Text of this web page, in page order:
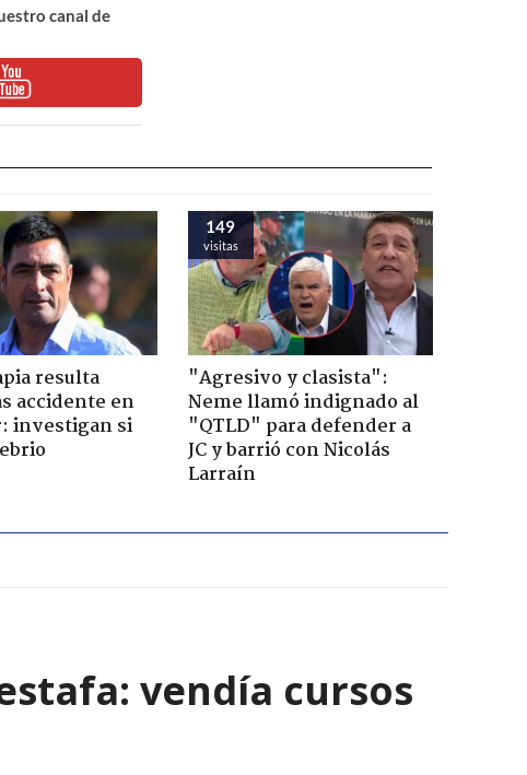
canal de
resulta
accidente en
investigan si
149
visitas
"Agresivo y clasista":
Neme llamó indignado al
"QTLD" para defender a
JC y barrió con Nicolás
Larraín
vendía cursos